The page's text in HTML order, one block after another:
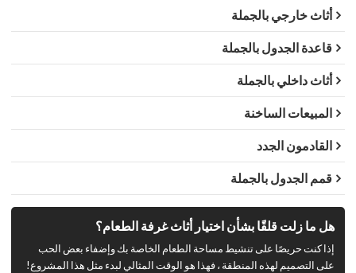
أثاث خارجي بالجملة
قاعدة الجدول بالجملة
أثاث داخلي بالجملة
المبيعات الساخنة
القادمون الجدد
قمم الجدول بالجملة
هل ما زلت قلقًا بشأن اختيار أثاث غرفة الطعام؟
إذا كنت حريصًا على تنشيط مساحة الطعام الخاصة بك وإضفاء بعض الحب
على التصميم لهذه المنطقة ، فهذا هو الوقت المثالي لبدء مثل هذا المشروع!